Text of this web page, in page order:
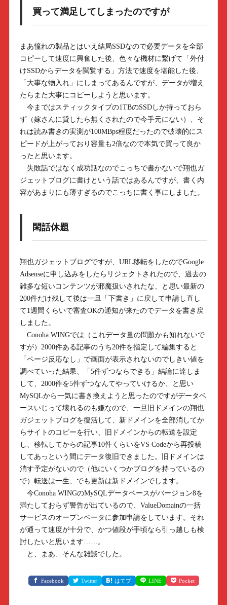
買って満足してしまったのですが
まあ憧れの製品とはいえ結局SSDなので必要データを全部
コピーして速度に興奮した後、色々な機材に繋げて「外付
けSSDからデータを閲覧する」方法で速度を堪能した後、
「大事な物入れ」にしまってあるんですが、データが増え
たらまた大事にコピーしようと思います。
今まではスティックタイプの1TBのSSDしか持っておら
ず（嫁さんに貸したら無くされたので今手元にない）、そ
れは読み書きの実測が100MBps程度だったので破壊的にス
ピードが上がっており容量も2倍なので本気で買って良か
ったと思います。
失敗話ではなく成功話なのでこっちで書かないで翔也ガ
ジェットブログに書けという話ではあるんですが、書く内
容があまりにも薄すぎるのでこっちに書く事にしました。
閑話休題
翔也ガジェットブログですが、URL移転をしたのでGoogle
Adsenseに申し込みをしたらリジェクトされたので、過去の
雑多な短いコンテンツが邪魔扱いされたな、と思い最新の
200件だけ残して後は一旦「下書き」に戻して申請し直し
て1週間くらいで審査OKの通知が来たのでデータを書き戻
しました。
Conoha WINGでは（これデータ量の問題かも知れないで
すが）2000件ある記事のうち20件を指定して編集すると
「ページ反応なし」で画面が表示されないのでしきい値を
調べていった結果、「5件ずつならできる」結論に達しま
して、2000件を5件ずつなんてやっていけるか、と思い
MySQLから一気に書き換えようと思ったのですがデータベ
ースいじって壊れるのも嫌なので、一旦旧ドメインの翔也
ガジェットブログを復活して、新ドメインを全部消してか
らサイトのコピーを行い、旧ドメインからの転送を設定
し、移転してからの記事10件くらいをVS Codeから再投稿
してあっという間にデータ復旧できました。旧ドメインは
消す予定がないので（他にいくつかブログを持っているの
で）転送は一生、でも更新は新ドメインでします。
今Conoha WINGのMySQLデータベースがバージョン8を
満たしておらず警告が出ているので、ValueDomainの一括
サービスのオープンベータに参加申請をしています。それ
が通って速度が十分で、かつ値段が手頃なら引っ越しも検
討したいと思います……。
と、まあ、そんな雑談でした。
Facebook Twitter はてブ LINE Pocket